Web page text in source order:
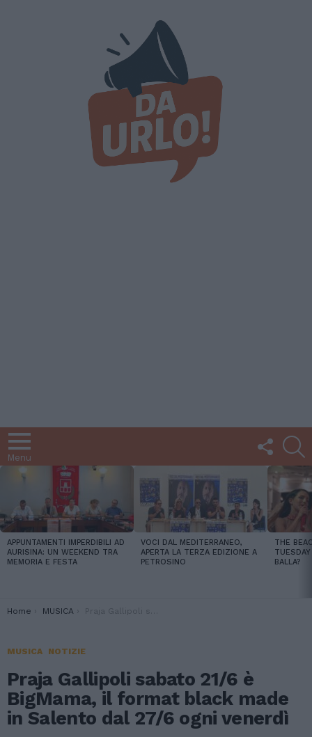
Menu
FOLLOW
US
LATEST
APPUNTAMENTI IMPERDIBILI AD
AURISINA: UN WEEKEND TRA
MEMORIA E FESTA
VOCI DAL MEDITERRANEO,
APERTA LA TERZA EDIZIONE A
PETROSINO
THE
BALLA?
You are here:
Home MUSICA Praja Gallipoli sabato 21/6 è BigMama, il format black made in Salento dal 27/6 ogni venerdì
MUSICA NOTIZIE
Praja Gallipoli sabato 21/6 è
BigMama, il format black made
in Salento dal 27/6 ogni venerdì